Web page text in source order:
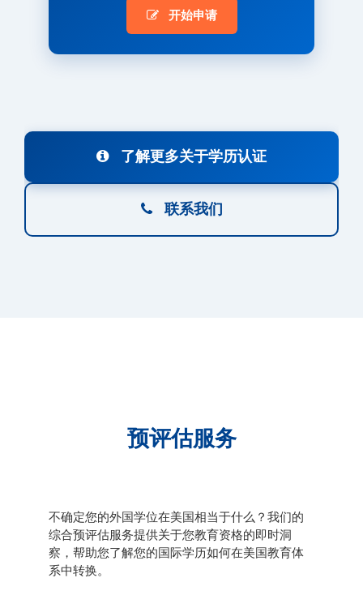
开始申请
了解更多关于学历认证
联系我们
预评估服务
不确定您的外国学位在美国相当于什么？我们的
综合预评估服务提供关于您教育资格的即时洞
察，帮助您了解您的国际学历如何在美国教育体
系中转换。